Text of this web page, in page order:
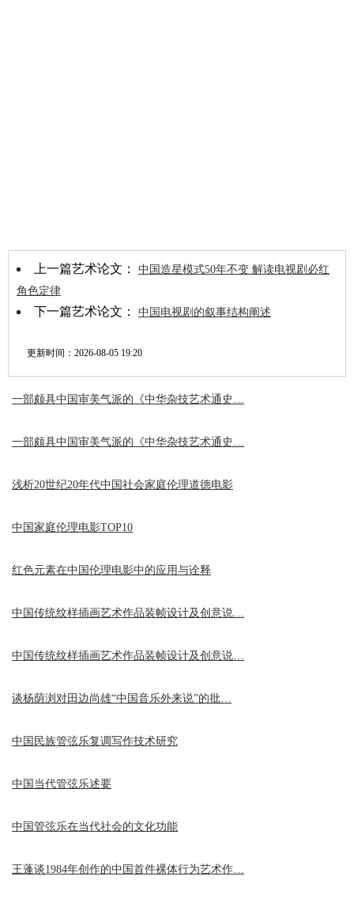
上一篇艺术论文： 中国造星模式50年不变 解读电视剧必红
角色定律
下一篇艺术论文： 中国电视剧的叙事结构阐述
更新时间： 2026-08-05 19:20
一部颇具中国审美气派的《中华杂技艺术通史…
一部颇具中国审美气派的《中华杂技艺术通史…
浅析20世纪20年代中国社会家庭伦理道德电影
中国家庭伦理电影TOP10
红色元素在中国伦理电影中的应用与诠释
中国传统纹样插画艺术作品装帧设计及创意说…
中国传统纹样插画艺术作品装帧设计及创意说…
谈杨荫浏对田边尚雄“中国音乐外来说”的批…
中国民族管弦乐复调写作技术研究
中国当代管弦乐述要
中国管弦乐在当代社会的文化功能
王蓬谈1984年创作的中国首件裸体行为艺术作…